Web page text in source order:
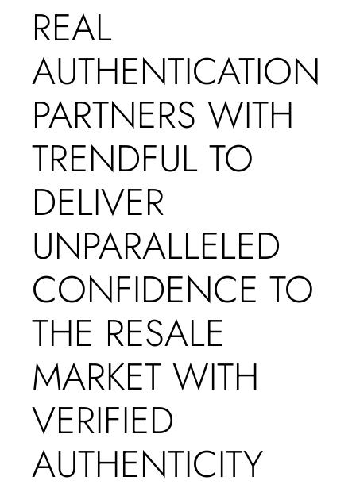
REAL
AUTHENTICATION
PARTNERS WITH
TRENDFUL TO
DELIVER
UNPARALLELED
CONFIDENCE TO
THE RESALE
MARKET WITH
VERIFIED
AUTHENTICITY